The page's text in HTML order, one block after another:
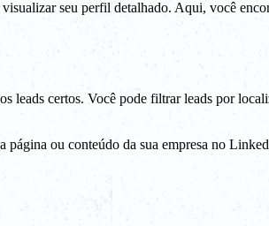
seu perfil detalhado. Aqui, você
certos. Você pode filtrar leads por
ou conteúdo da sua empresa no